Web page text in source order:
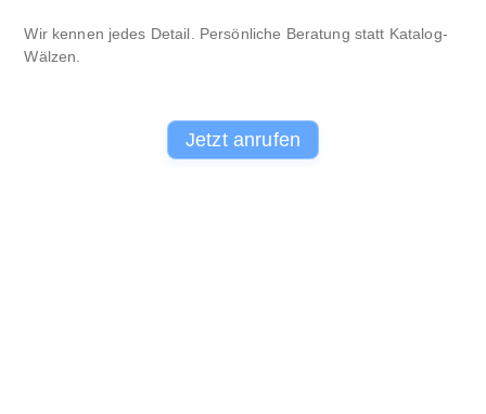
Wir kennen jedes Detail. Persönliche Beratung statt Katalog-
Wälzen.
Jetzt anrufen